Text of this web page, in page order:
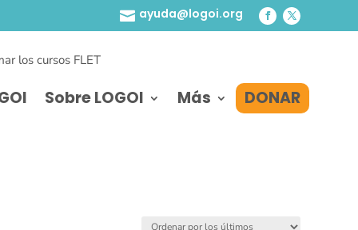
 ayuda@logoi.org
los cursos FLET
Sobre LOGOI Más DONAR